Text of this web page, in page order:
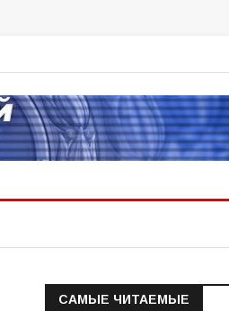
САМЫЕ ЧИТАЕМЫЕ
Информация о